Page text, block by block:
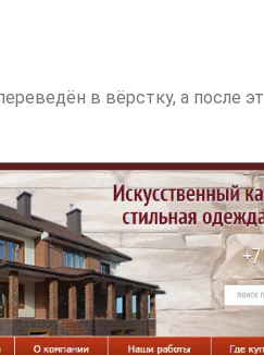
в вёрстку, а после